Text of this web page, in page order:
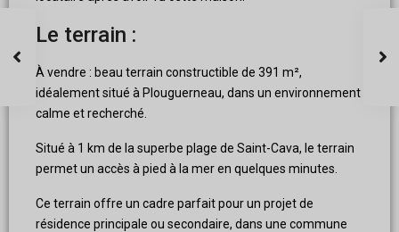
Le terrain :
À vendre : beau terrain constructible de 391 m²,
idéalement situé à Plouguerneau, dans un environnement
calme et recherché.
Situé à 1 km de la superbe plage de Saint-Cava, le terrain
permet un accès à pied à la mer en quelques minutes.
Ce terrain offre un cadre parfait pour un projet de
résidence principale ou secondaire, dans une commune